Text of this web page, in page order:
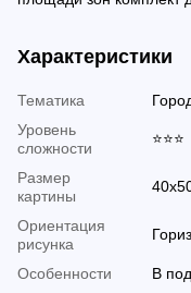
Характеристики
Тематика
Уровень
сложности
⭐⭐⭐
Размер
картины
Ориентация
рисунка
Особенности
В